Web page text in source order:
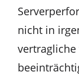
nicht in
vertragliche